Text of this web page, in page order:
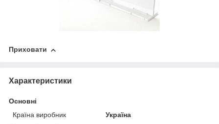
Приховати
Характеристики
Основні
Країна виробник
Україна